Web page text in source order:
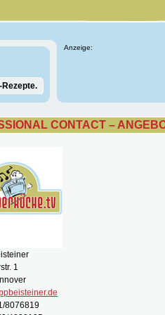
Anzeige:
Rezepte.
CONTACT –
1
8076819